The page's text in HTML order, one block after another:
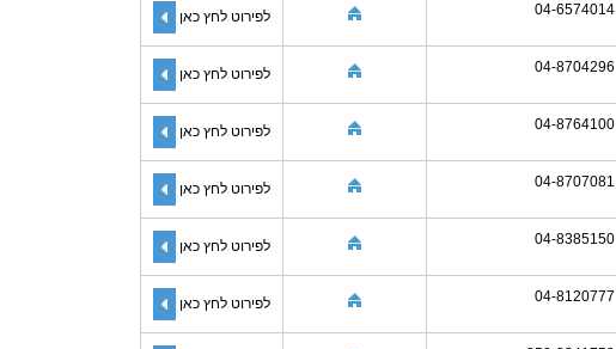
04-6574014 לפירוט לחץ כאן
04-8704296 לפירוט לחץ כאן
04-8764100 לפירוט לחץ כאן
04-8707081 לפירוט לחץ כאן
04-8385150 לפירוט לחץ כאן
04-8120777 לפירוט לחץ כאן